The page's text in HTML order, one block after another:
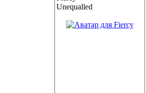
Unequalled